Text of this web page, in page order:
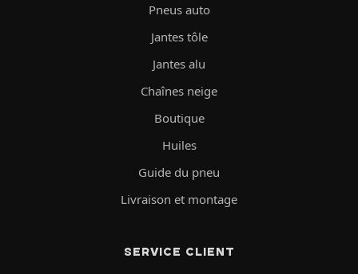
Pneus auto
Jantes tôle
Jantes alu
Chaînes neige
Boutique
Huiles
Guide du pneu
Livraison et montage
SERVICE CLIENT